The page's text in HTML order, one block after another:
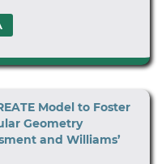
Model to Foster
Geometry
and Williams’